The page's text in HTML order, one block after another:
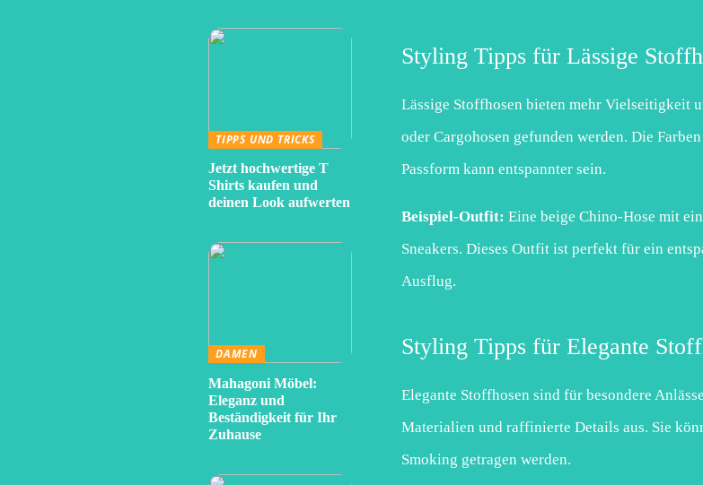
Styling Tipps für Lässige
Lässige Stoffhosen bieten mehr Vielseitigkeit
oder Cargohosen gefunden werden. Die
Passform kann entspannter sein.
Beispiel-Outfit: Eine beige Chino-Hose mit
Sneakers. Dieses Outfit ist perfekt für ein
Ausflug.
Styling Tipps für Elegante
Elegante Stoffhosen sind für besondere
Materialien und raffinierte Details aus. Sie
Smoking getragen werden.
TIPPS UND TRICKS
Jetzt hochwertige T
Shirts kaufen und
deinen Look aufwerten
DAMEN
Mahagoni Möbel:
Eleganz und
Beständigkeit für Ihr
Zuhause